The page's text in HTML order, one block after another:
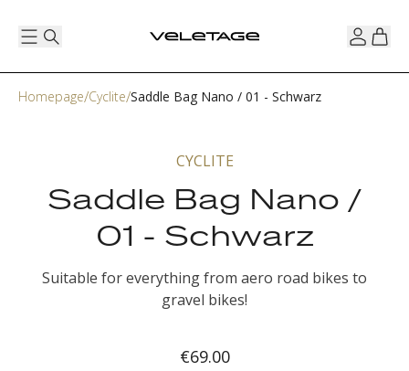
Homepage Cyclite Saddle Bag Nano / 01 - Schwarz
CYCLITE
Saddle Bag Nano /
01 - Schwarz
Suitable for everything from aero road bikes to
gravel bikes!
€69.00